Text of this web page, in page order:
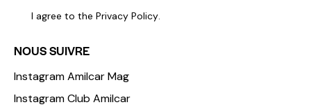
I agree to the Privacy Policy.
NOUS SUIVRE
Instagram Amilcar Mag
Instagram Club Amilcar